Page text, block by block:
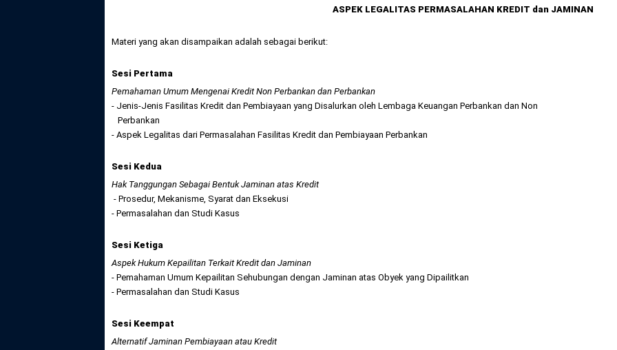
ASPEK LEGALITAS PERMASALAHAN KREDIT dan JAMINAN
Materi yang akan disampaikan adalah sebagai berikut:
Sesi Pertama
Pemahaman Umum Mengenai Kredit Non Perbankan dan Perbankan
- Jenis-Jenis Fasilitas Kredit dan Pembiayaan yang Disalurkan oleh Lembaga Keuangan Perbankan dan Non
Perbankan
- Aspek Legalitas dari Permasalahan Fasilitas Kredit dan Pembiayaan Perbankan
Sesi Kedua
Hak Tanggungan Sebagai Bentuk Jaminan atas Kredit
- Prosedur, Mekanisme, Syarat dan Eksekusi
- Permasalahan dan Studi Kasus
Sesi Ketiga
Aspek Hukum Kepailitan Terkait Kredit dan Jaminan
- Pemahaman Umum Kepailitan Sehubungan dengan Jaminan atas Obyek yang Dipailitkan
- Permasalahan dan Studi Kasus
Sesi Keempat
Alternatif Jaminan Pembiayaan atau Kredit